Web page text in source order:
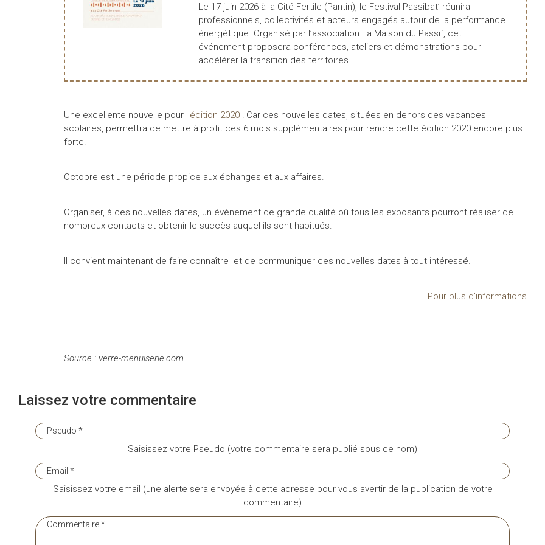
Le 17 juin 2026 à la Cité Fertile (Pantin), le Festival Passibat’ réunira
professionnels, collectivités et acteurs engagés autour de la performance
énergétique. Organisé par l’association La Maison du Passif, cet
événement proposera conférences, ateliers et démonstrations pour
accélérer la transition des territoires.
Une excellente nouvelle pour l'édition 2020! Car ces nouvelles dates, situées en dehors des vacances
scolaires, permettra de mettre à profit ces 6 mois supplémentaires pour rendre cette édition 2020 encore plus
forte.
Octobre est une période propice aux échanges et aux affaires.
Organiser, à ces nouvelles dates, un événement de grande qualité où tous les exposants pourront réaliser de
nombreux contacts et obtenir le succès auquel ils sont habitués.
Il convient maintenant de faire connaître et de communiquer ces nouvelles dates à tout intéressé.
Pour plus d'informations
Source : verre-menuiserie.com
Laissez votre commentaire
Saisissez votre Pseudo (votre commentaire sera publié sous ce nom)
Saisissez votre email (une alerte sera envoyée à cette adresse pour vous avertir de la publication de votre
commentaire)